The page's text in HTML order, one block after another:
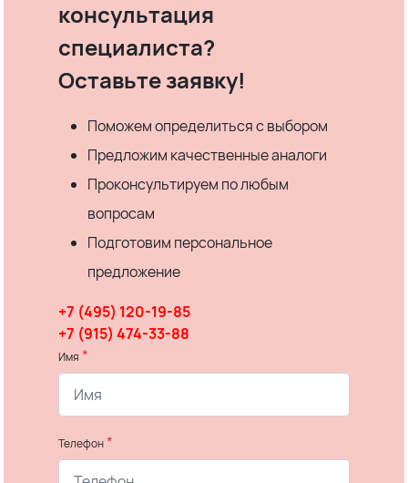
консультация
специалиста?
Оставьте заявку!
Поможем определиться с выбором
Предложим качественные аналоги
Проконсультируем по любым
вопросам
Подготовим персональное
предложение
+7 (495) 120-19-85
+7 (915) 474-33-88
Имя *
Телефон*